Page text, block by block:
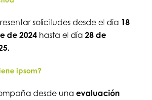
solicitudes desde el día 18
de 2024hasta el día 28 de
ipsom?
desde una evaluación